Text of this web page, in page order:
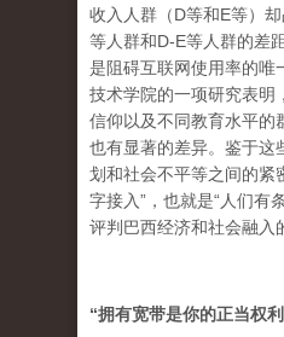
收入人群（D等和E等）
等人群和D-E等人群的差
是阻碍互联网使用率的唯
技术学院的一项研究表明
信仰以及不同教育水平的
也有显著的差异。鉴于这
划和社会不平等之间的紧
字接入”，也就是“人们有
评判巴西经济和社会融入
“拥有宽带是你的正当权利